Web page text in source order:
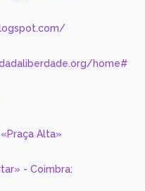
home#
Alta»
- Coimbra: